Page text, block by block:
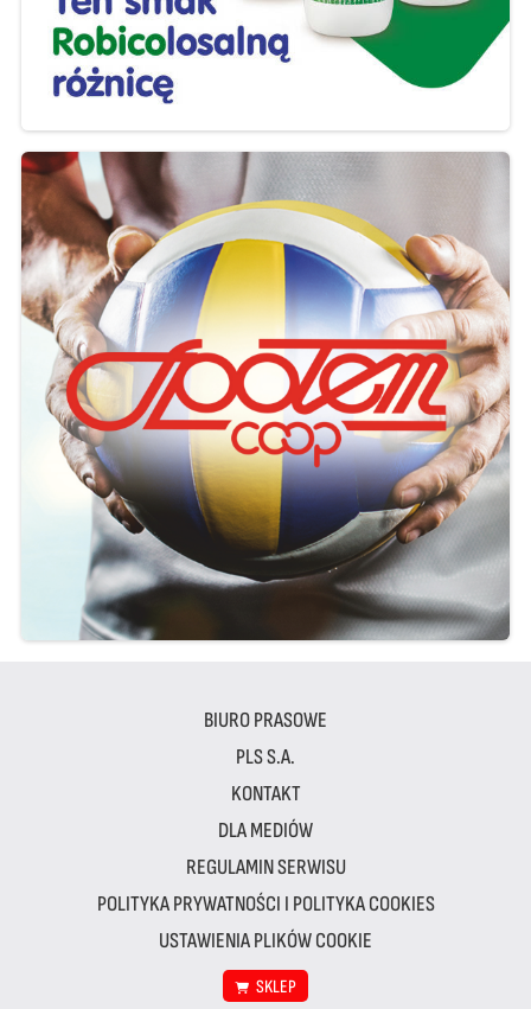
BIURO PRASOWE
PLS S.A.
KONTAKT
DLA MEDIÓW
REGULAMIN SERWISU
POLITYKA PRYWATNOŚCI I POLITYKA COOKIES
USTAWIENIA PLIKÓW COOKIE
SKLEP